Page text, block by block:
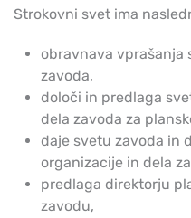
Strokovni svet ima
obravnava vprašanja
zavoda,
določi in predlaga
dela zavoda za
daje svetu zavoda in
organizacije in dela
predlaga direktorju
zavodu,